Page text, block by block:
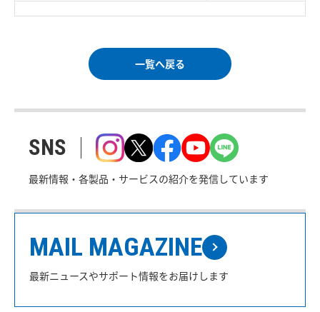
一覧へ戻る
SNS
最新情報・各製品・サービスの紹介を発信しています
MAIL MAGAZINE
最新ニュースやサポート情報をお届けします